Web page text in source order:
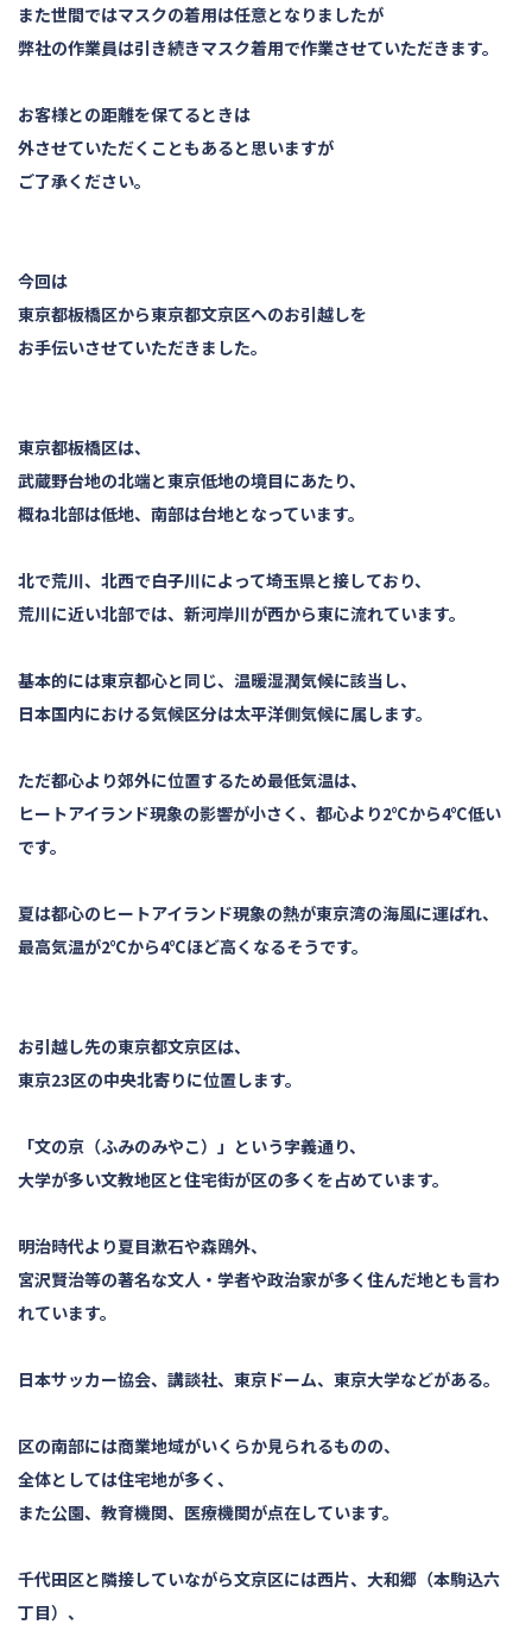
また世間ではマスクの着用は任意となりましたが
弊社の作業員は引き続きマスク着用で作業させていただきます。
お客様との距離を保てるときは
外させていただくこともあると思いますが
ご了承ください。
今回は
東京都板橋区から東京都文京区へのお引越しを
お手伝いさせていただきました。
東京都板橋区は、
武蔵野台地の北端と東京低地の境目にあたり、
概ね北部は低地、南部は台地となっています。
北で荒川、北西で白子川によって埼玉県と接しており、
荒川に近い北部では、新河岸川が西から東に流れています。
基本的には東京都心と同じ、温暖湿潤気候に該当し、
日本国内における気候区分は太平洋側気候に属します。
ただ都心より郊外に位置するため最低気温は、
ヒートアイランド現象の影響が小さく、都心より2℃から4℃低い
です。
夏は都心のヒートアイランド現象の熱が東京湾の海風に運ばれ、
最高気温が2℃から4℃ほど高くなるそうです。
お引越し先の東京都文京区は、
東京23区の中央北寄りに位置します。
「文の京（ふみのみやこ）」という字義通り、
大学が多い文教地区と住宅街が区の多くを占めています。
明治時代より夏目漱石や森鴎外、
宮沢賢治等の著名な文人・学者や政治家が多く住んだ地とも言わ
れています。
日本サッカー協会、講談社、東京ドーム、東京大学などがある。
区の南部には商業地域がいくらか見られるものの、
全体としては住宅地が多く、
また公園、教育機関、医療機関が点在しています。
千代田区と隣接していながら文京区には西片、大和郷（本駒込六
丁目）、